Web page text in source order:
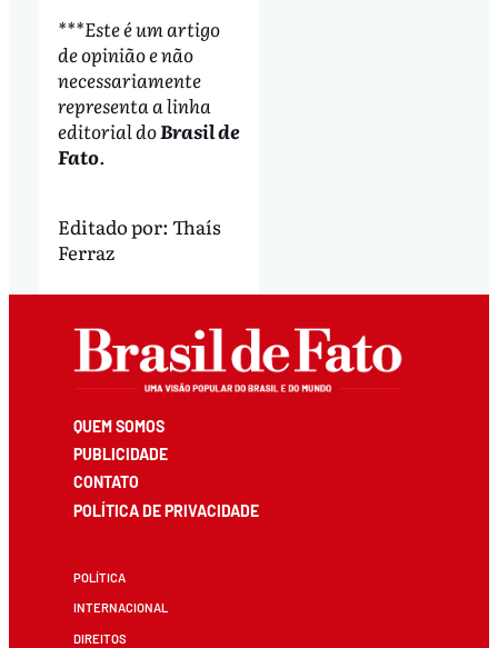
***Este é um artigo
de opinião e não
necessariamente
representa a linha
editorial doBrasil de
Fato.
Editado por: Thaís
Ferraz
QUEM SOMOS
PUBLICIDADE
CONTATO
POLÍTICA DE PRIVACIDADE
POLÍTICA
INTERNACIONAL
DIREITOS